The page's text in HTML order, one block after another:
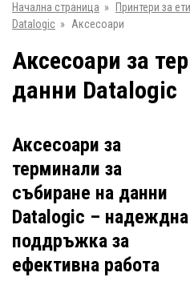
Начална страница » Принтери за
Datalogic » Аксесоари
Аксесоари за
данни Datalogic
Аксесоари за
терминали за
събиране на данни
Datalogic – надеждна
поддръжка за
ефективна работа